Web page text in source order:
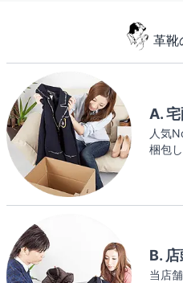
革靴
A.
人気
梱包
B.
当店